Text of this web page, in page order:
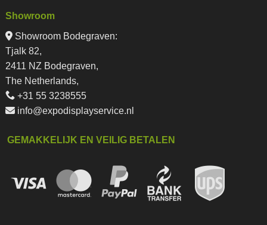
Showroom
Showroom Bodegraven:
Tjalk 82,
2411 NZ Bodegraven,
The Netherlands,
+31 55 3238555
info@expodisplayservice.nl
GEMAKKELIJK EN VEILIG BETALEN